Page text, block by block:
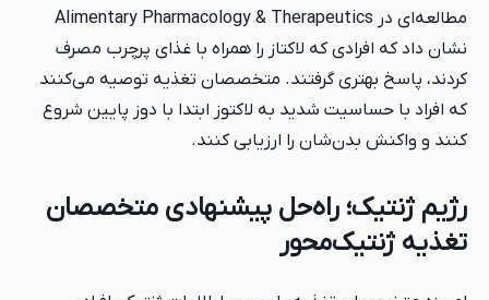
مطالعه‌ای در Alimentary Pharmacology & Therapeutics
نشان داد که افرادی که لاکتاز را همراه با غذای پرچرب مصرف
کردند، پاسخ بهتری گرفتند. متخصصان تغذیه توصیه می‌کنند
که افراد با حساسیت شدید به لاکتوز ابتدا با دوز پایین شروع
کنند و واکنش بدن‌شان را ارزیابی کنند.
رژیم ژنتیک؛ راه‌حل پیشنهادی متخصصان
تغذیه ژنتیک‌محور